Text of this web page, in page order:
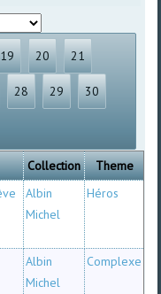
19 20 21
28 29 30
Collection
Theme
Albin
Michel
Héros
Albin
Michel
Complexe